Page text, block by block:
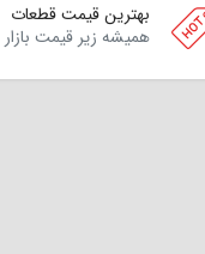
بهترین قیمت قطعات
همیشه زیر قیمت بازار